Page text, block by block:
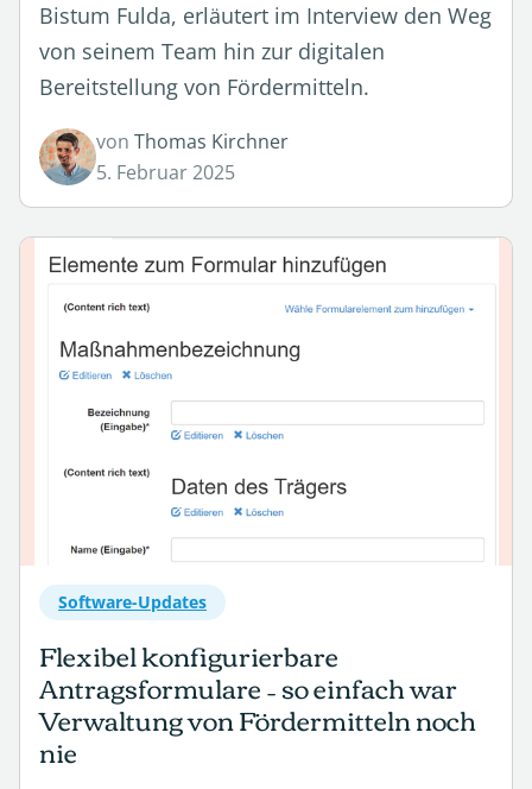
Bistum Fulda, erläutert im Interview den Weg
von seinem Team hin zur digitalen
Bereitstellung von Fördermitteln.
von Thomas Kirchner
5. Februar 2025
Software-Updates
Flexibel konfigurierbare
Antragsformulare – so einfach war
Verwaltung von Fördermitteln noch
nie